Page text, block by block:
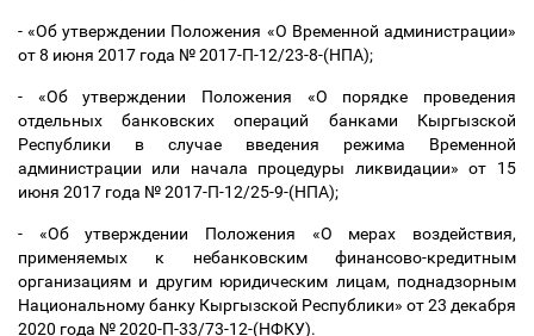
- «Об утверждении Положения «О Временной администрации»
от 8 июня 2017 года № 2017-П-12/23-8-(НПА);
- «Об утверждении Положения «О порядке проведения
отдельных банковских операций банками Кыргызской
Республики в случае введения режима Временной
администрации или начала процедуры ликвидации» от 15
июня 2017 года № 2017-П-12/25-9-(НПА);
- «Об утверждении Положения «О мерах воздействия,
применяемых к небанковским финансово-кредитным
организациям и другим юридическим лицам, поднадзорным
Национальному банку Кыргызской Республики» от 23 декабря
2020 года № 2020-П-33/73-12-(НФКУ).